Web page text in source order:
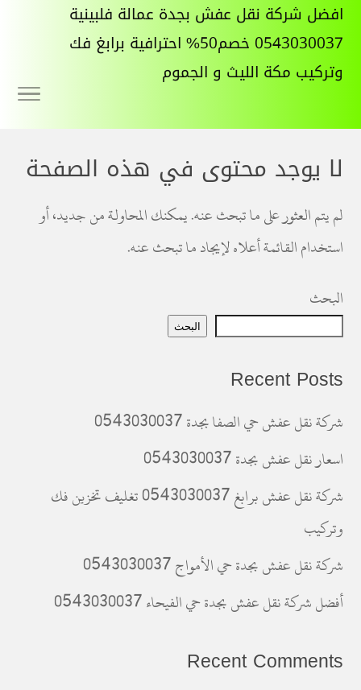
افضل شركة نقل عفش بجدة عمالة فلبينية
0543030037 خصم50% احترافية برابغ فك
وتركيب مكة الليث و الجموم
لا يوجد محتوى في هذه الصفحة
لم يتم العثور على ما تبحث عنه. يمكنك المحاولة من جديد، أو
استخدام القائمة أعلاه لإيجاد ما تبحث عنه.
البحث
البحث
Recent Posts
شركة نقل عفش حي الصفا بجدة 0543030037
اسعار نقل عفش بجدة 0543030037
شركة نقل عفش برابغ 0543030037 تغليف تخزين فك
وتركيب
شركة نقل عفش بجدة حي الأمواج 0543030037
أفضل شركة نقل عفش بجدة حي الفيحاء 0543030037
Recent Comments